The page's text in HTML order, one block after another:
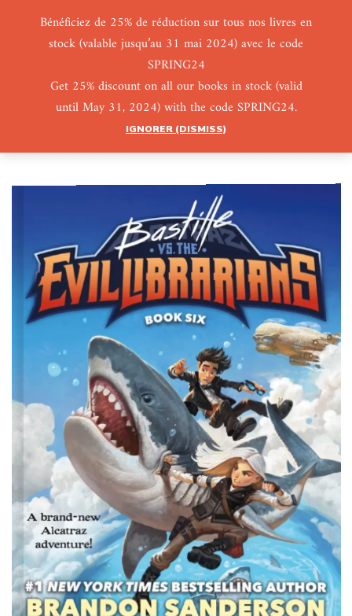
Bénéficiez de 25% de réduction sur tous nos livres en
stock (valable jusqu’au 31 mai 2024) avec le code
SPRING24
Get 25% discount on all our books in stock (valid
until May 31, 2024) with the code SPRING24.
IGNORER (DISMISS)
0 0